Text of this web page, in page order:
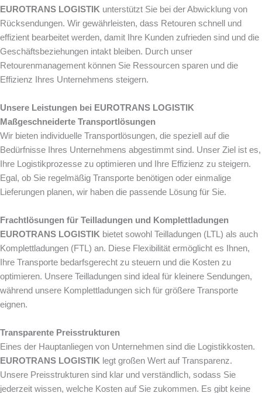
EUROTRANS LOGISTIK unterstützt Sie bei der Abwicklung von
Rücksendungen. Wir gewährleisten, dass Retouren schnell und
effizient bearbeitet werden, damit Ihre Kunden zufrieden sind und die
Geschäftsbeziehungen intakt bleiben. Durch unser
Retourenmanagement können Sie Ressourcen sparen und die
Effizienz Ihres Unternehmens steigern.
Unsere Leistungen bei EUROTRANS LOGISTIK
Maßgeschneiderte Transportlösungen
Wir bieten individuelle Transportlösungen, die speziell auf die
Bedürfnisse Ihres Unternehmens abgestimmt sind. Unser Ziel ist es,
Ihre Logistikprozesse zu optimieren und Ihre Effizienz zu steigern.
Egal, ob Sie regelmäßig Transporte benötigen oder einmalige
Lieferungen planen, wir haben die passende Lösung für Sie.
Frachtlösungen für Teilladungen und Komplettladungen
EUROTRANS LOGISTIK bietet sowohl Teilladungen (LTL) als auch
Komplettladungen (FTL) an. Diese Flexibilität ermöglicht es Ihnen,
Ihre Transporte bedarfsgerecht zu steuern und die Kosten zu
optimieren. Unsere Teilladungen sind ideal für kleinere Sendungen,
während unsere Komplettladungen sich für größere Transporte
eignen.
Transparente Preisstrukturen
Eines der Hauptanliegen von Unternehmen sind die Logistikkosten.
EUROTRANS LOGISTIK legt großen Wert auf Transparenz.
Unsere Preisstrukturen sind klar und verständlich, sodass Sie
jederzeit wissen, welche Kosten auf Sie zukommen. Es gibt keine